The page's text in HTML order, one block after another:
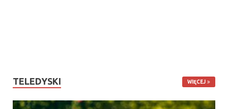
TELEDYSKI WIĘCEJ